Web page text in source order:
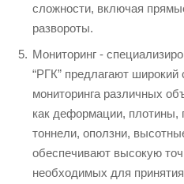
сложности, включая
развороты.
Мониторинг -
“РГК” предлагают
мониторинга различных
как деформации, плотины,
тоннели, оползни,
обеспечивают высокую
необходимых для